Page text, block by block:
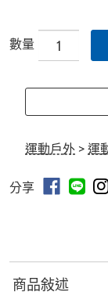
數量
運動戶外 > 運
分享
商品敍述